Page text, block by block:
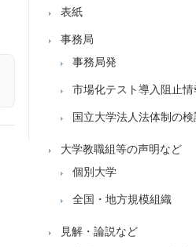
表紙
事務局
事務局発
市場化テスト導入阻止情
国立大学法人法体制
大学教職組等の声明など
個別大学
全国・地方規模組織
見解・論説など